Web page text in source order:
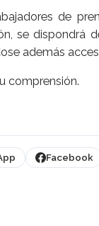
de
se dispondrá
además
comprensión.
Facebook